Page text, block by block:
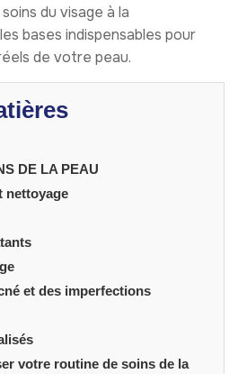
du visage à la
bases indispensables pour
de votre peau.
DE LA PEAU
nettoyage
et des imperfections
votre routine de soins de la